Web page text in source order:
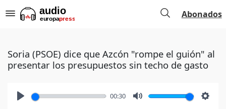
Abonados
Soria (PSOE) dice que Azcón "rompe el guión" al
presentar los presupuestos sin techo de gasto
00:30